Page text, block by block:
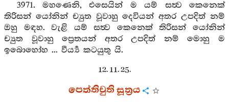
3971. මහණෙනි, එසෙයින් ම යම් සත්‍ව කෙනෙක්
තිරිසන් යෝනින් ච්‍යුත වූවාහු දෙවියන් අතර උපදිත් නම්
ඔහු මඳහ. වැළි යම් සත්‍ව කෙනෙක් තිරිසන් යෝනින්
ච්‍යුත වූවාහු ප්‍රෙතයන් අතර උපදිත් නම් මොහු ම
ඉබොහෝහ ... වීර්‍ය්‍ය කටයුතු යි.
12. 11. 25.
පෙත්තිචුති සූත්‍රය